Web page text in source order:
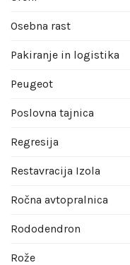
Osebna rast
Pakiranje in logistika
Peugeot
Poslovna tajnica
Regresija
Restavracija Izola
Ročna avtopralnica
Rododendron
Rože